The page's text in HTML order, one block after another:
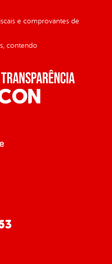
e comprovantes de
contendo